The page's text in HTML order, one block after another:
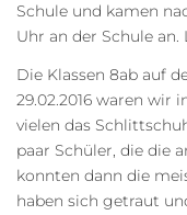
Schule und kamen
Uhr an der Schule an.
Die Klassen 8ab auf
29.02.2016 waren wir
vielen das
paar Schüler, die die
konnten dann die
haben sich getraut